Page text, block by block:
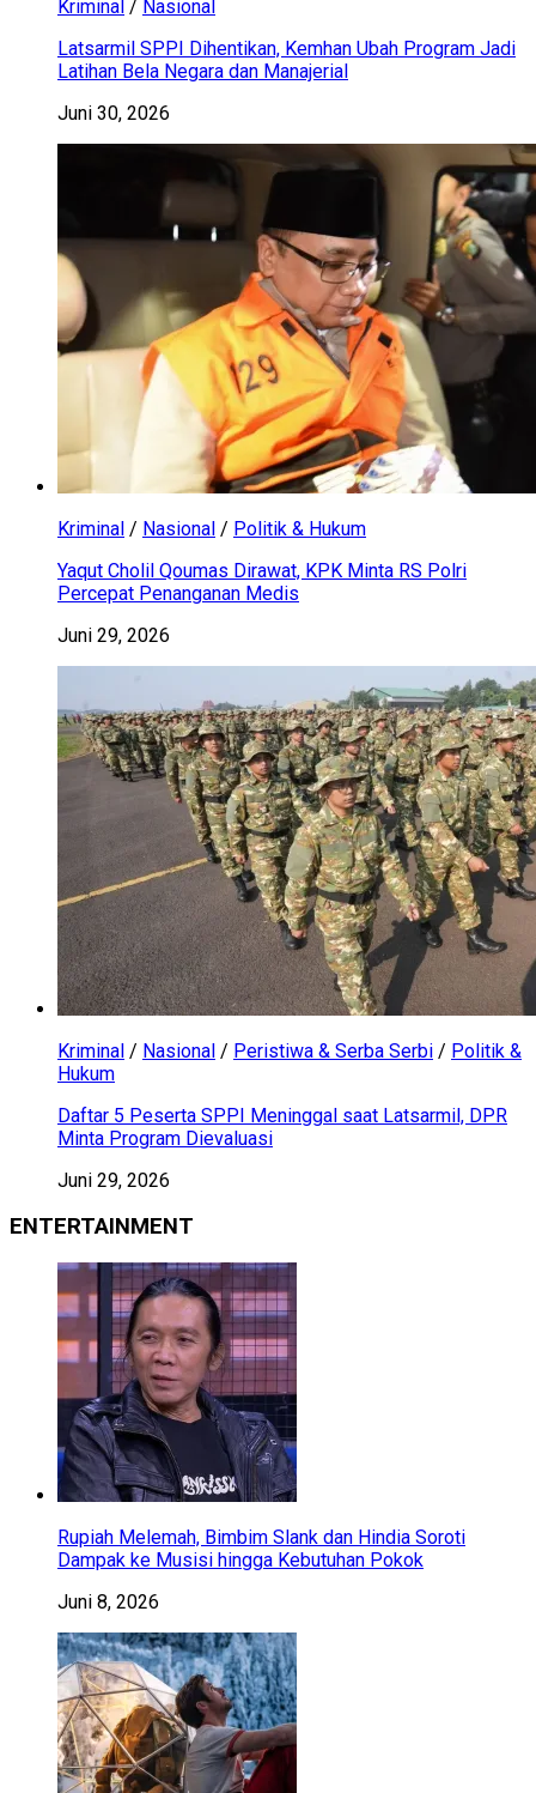
Kriminal / Nasional
Latsarmil SPPI Dihentikan, Kemhan Ubah Program Jadi
Latihan Bela Negara dan Manajerial
Juni 30, 2026
Kriminal / Nasional / Politik & Hukum
Yaqut Cholil Qoumas Dirawat, KPK Minta RS Polri
Percepat Penanganan Medis
Juni 29, 2026
Kriminal / Nasional / Peristiwa & Serba Serbi / Politik &
Hukum
Daftar 5 Peserta SPPI Meninggal saat Latsarmil, DPR
Minta Program Dievaluasi
Juni 29, 2026
ENTERTAINMENT
Rupiah Melemah, Bimbim Slank dan Hindia Soroti
Dampak ke Musisi hingga Kebutuhan Pokok
Juni 8, 2026